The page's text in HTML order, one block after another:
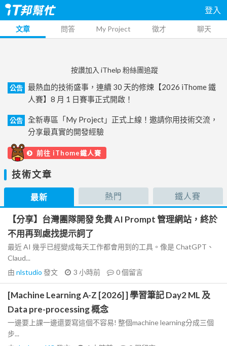
登入
文章 問答 My Project 徵才 聊天
按讚加入 iThelp 粉絲團追蹤
公告
最熱血的技術盛事，連續 30 天的修煉【2026 iThome 鐵
人賽】8 月 1 日賽事正式開啟！
公告
全新專區「My Project」正式上線！邀請你用技術交流，
分享最真實的開發經驗
前往 iThome鐵人賽
技術文章
最新 熱門 鐵人賽
【分享】台灣團隊開發 免費 AI Prompt 管理網站，終於
不用再到處找提示詞了
最近 AI 幾乎已經變成每天工作都會用到的工具。像是 ChatGPT、
Claud...
由 nlstudio 發文 3 小時前 0個留言
[Machine Learning A-Z [2026] ] 學習筆記 Day2 ML 及
Data pre-processing 概念
一邊要上課一邊還要寫這個不容易! 整個machine learning分成三個
步...